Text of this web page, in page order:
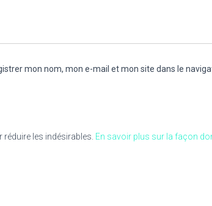
mon nom, mon e-mail et mon site dans le
les indésirables. En savoir plus sur la façon